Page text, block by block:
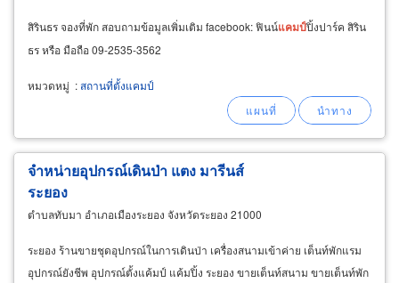
สิรินธร จองที่พัก สอบถามข้อมูลเพิ่มเติม facebook: ฟินน์แคมป์ปิ้งปาร์ค สิริน
ธร หรือ มือถือ 09-2535-3562
หมวดหมู่ :สถานที่ตั้งแคมป์
จำหน่ายอุปกรณ์เดินป่า แตง มารีนส์
ระยอง
ตำบลทับมา อำเภอเมืองระยอง จังหวัดระยอง 21000
ระยอง ร้านขายชุดอุปกรณ์ในการเดินป่า เครื่องสนามเข้าค่าย เต็นท์พักแรม
อุปกรณ์ยังชีพ อุปกรณ์ตั้งแค้มป์ แค้มปิ้ง ระยอง ขายเต็นท์สนาม ขายเต็นท์พัก